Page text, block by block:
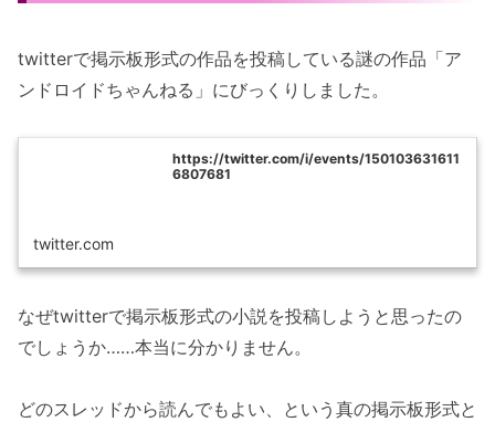
twitterで掲示板形式の作品を投稿している謎の作品「ア
ンドロイドちゃんねる」にびっくりしました。
https://twitter.com/i/events/150103631611
6807681
twitter.com
なぜtwitterで掲示板形式の小説を投稿しようと思ったの
でしょうか……本当に分かりません。
どのスレッドから読んでもよい、という真の掲示板形式と